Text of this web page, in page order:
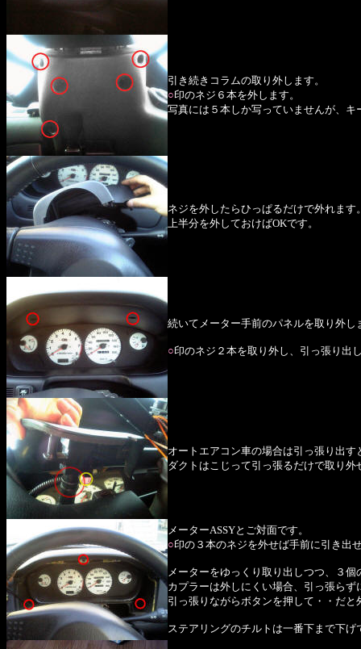
引き続きコラムの取り外します。
○印のネジ６本を外します。
写真には５本しか写っていませんが、
ネジを外したらひっぱるだけで外れます
上半分を外しておけばOKです。
続いてメーター手前のパネルを取り外し
○印のネジ２本を取り外し、引っ張り出
オートエアコン車の場合は引っ張り出
ダクトはこじって引っ張るだけで取り外
メーターASSYとご対面です。
○印の３本のネジを外せば手前に引き出
メーターをゆっくり取り出しつつ、３
カプラーは外しにくい場合、引っ張ら
引っ張りながらボタンを押して・・だと
ステアリングのチルトは一番下まで下げ